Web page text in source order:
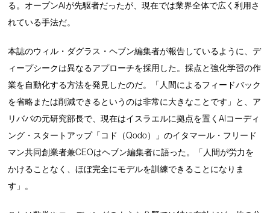
る。オープンAIが先駆者だったが、現在では業界全体で広く利用さ
れている手法だ。
本誌のウィル・ダグラス・ヘブン編集者が報告しているように、デ
ィープシークは異なるアプローチを採用した。採点と強化学習の作
業を自動化する方法を発見したのだ。「人間によるフィードバック
を省略または削減できるというのは非常に大きなことです」と、ア
リババの元研究部長で、現在はイスラエルに拠点を置くAIコーディ
ング・スタートアップ「コド（Qodo）」のイタマール・フリード
マン共同創業者兼CEOはヘブン編集者に語った。「人間が労力を
かけることなく、ほぼ完全にモデルを訓練できることになりま
す」。